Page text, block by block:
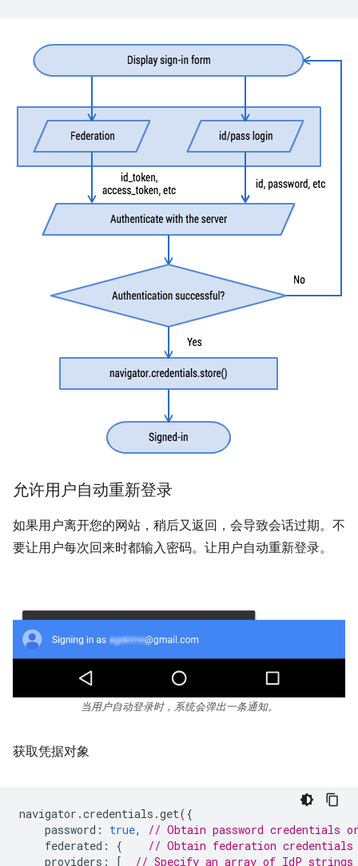
允许用户自动重新登录
如果用户离开您的网站，稍后又返回，会导致会话过期。不
要让用户每次回来时都输入密码。让用户自动重新登录。
当用户自动登录时，系统会弹出一条通知。
获取凭据对象
navigator .credentials .get({
password : true,
// Obtain password credentials
federated : {
// Obtain federation
providers : [ // Specify an array of IdP strings